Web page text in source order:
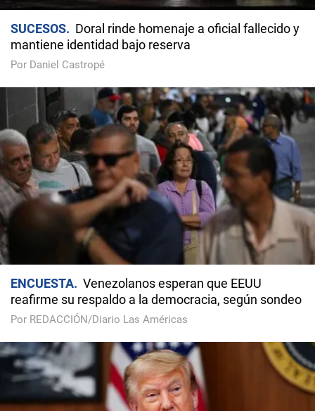
SUCESOS
Doral rinde homenaje a oficial fallecido y
mantiene identidad bajo reserva
Por Daniel Castropé
ENCUESTA
Venezolanos esperan que EEUU
reafirme su respaldo a la democracia, según sondeo
Por REDACCIÓN/Diario Las Américas